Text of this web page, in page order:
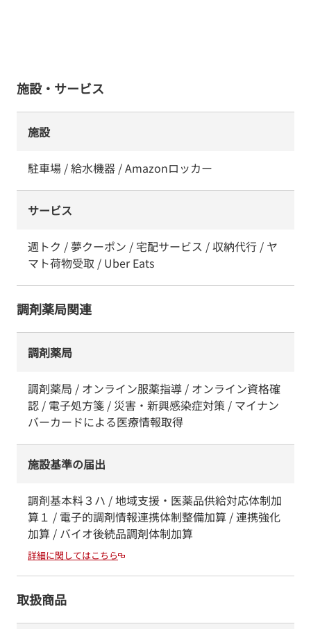
施設・サービス
施設
駐車場 / 給水機器 / Amazonロッカー
サービス
週トク / 夢クーポン / 宅配サービス / 収納代行 / ヤ
マト荷物受取 / Uber Eats
調剤薬局関連
調剤薬局
調剤薬局 / オンライン服薬指導 / オンライン資格確
認 / 電子処方箋 / 災害・新興感染症対策 / マイナン
バーカードによる医療情報取得
施設基準の届出
調剤基本料３ハ / 地域支援・医薬品供給対応体制加
算１ / 電子的調剤情報連携体制整備加算 / 連携強化
加算 / バイオ後続品調剤体制加算
詳細に関してはこちら
取扱商品